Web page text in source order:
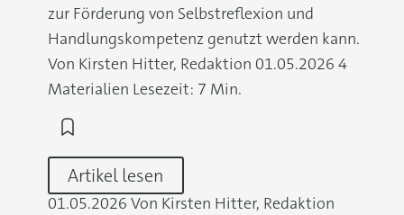
zur Förderung von Selbstreflexion und
Handlungskompetenz genutzt werden kann.
Von Kirsten Hitter, Redaktion 01.05.2026 4
Materialien Lesezeit: 7 Min.
Artikel lesen
01.05.2026 Von Kirsten Hitter, Redaktion